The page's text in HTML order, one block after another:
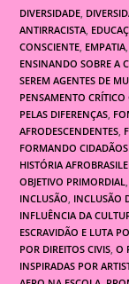
DIVERSIDADE,
ANTIRRACISTA,
CONSCIENTE, EMPATIA,
ENSINANDO SOBRE A
SEREM AGENTES DE
PENSAMENTO CRÍTICO
PELAS DIFERENÇAS,
AFRODESCENDENTES,
FORMANDO
HISTÓRIA
OBJETIVO PRIMORDIAL,
INCLUSÃO, INCLUSÃO
INFLUÊNCIA DA
ESCRAVIDÃO E LUTA
POR DIREITOS CIVIS, O
INSPIRADAS POR